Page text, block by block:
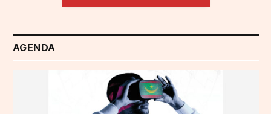
AGENDA